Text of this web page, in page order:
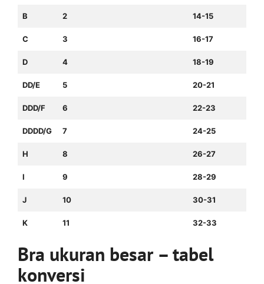
B 2 14-15
C 3 16-17
D 4 18-19
DD/E 5 20-21
DDD/F 6 22-23
DDDD/G 7 24-25
H 8 26-27
I 9 28-29
J 10 30-31
K 11 32-33
Bra ukuran besar – tabel
konversi